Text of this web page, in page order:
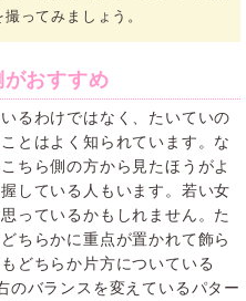
ってみましょう。
おすすめ
るわけではなく、たいていの
とはよく知られています。な
ちら側の方から見たほうがよ
している人もいます。若い女
っているかもしれません。た
ちらかに重点が置かれて飾ら
どちらか片方についている
のバランスを変えているパター